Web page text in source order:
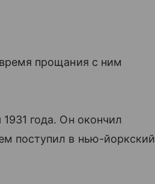
прощания с ним
года. Он окончил
поступил в нью-йоркский